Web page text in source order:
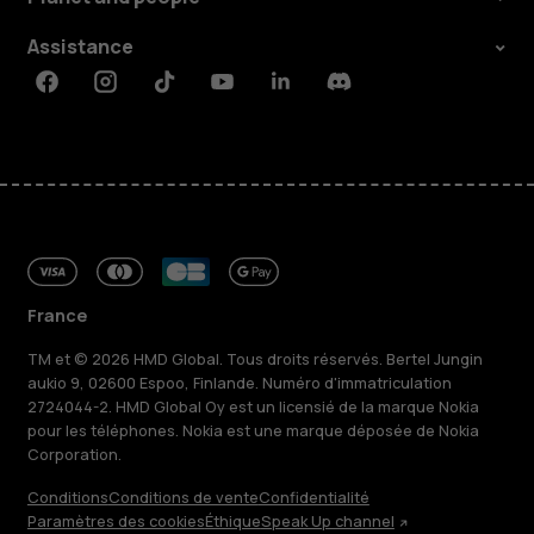
Assistance
FacebookInstagramTiktokYoutubeLinkedinDiscord
France
TM et © 2026 HMD Global. Tous droits réservés. Bertel Jungin
aukio 9, 02600 Espoo, Finlande. Numéro d'immatriculation
2724044-2. HMD Global Oy est un licensié de la marque Nokia
pour les téléphones. Nokia est une marque déposée de Nokia
Corporation.
ConditionsConditions de venteConfidentialité
Paramètres des cookiesÉthiqueSpeak Up channel